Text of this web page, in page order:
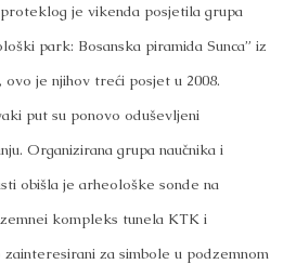
je vikenda posjetila grupa
park: Bosanska piramida Sunca” iz
ovo je njihov treći posjet u 2008.
put su ponovo oduševljeni
Organizirana grupa naučnika i
obišla je arheološke sonde na
kompleks tunela KTK i
zainteresirani za simbole u podzemnom